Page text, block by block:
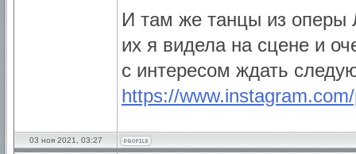
И там же танцы из оперы
их я видела на сцене и
с интересом ждать
https://
03 ноя 2021, 03:27